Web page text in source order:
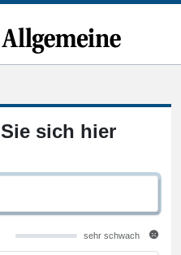
sich hier
sehr schwach